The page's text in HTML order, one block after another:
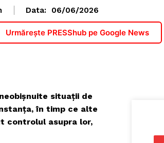
Data: 06/06/2026
Urmărește PRESShub pe Google News
situații de
în timp ce alte
controlul asupra lor,